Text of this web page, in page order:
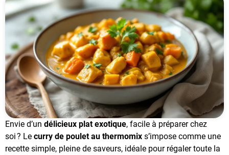
Envie d’un délicieux plat exotique, facile à préparer chez
soi ? Le curry de poulet au thermomix s’impose comme une
recette simple, pleine de saveurs, idéale pour régaler toute la